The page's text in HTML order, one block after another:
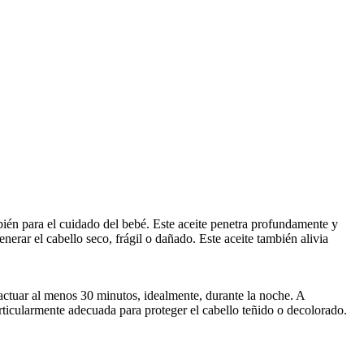
para el cuidado del bebé. Este aceite penetra profundamente y
el cabello seco, frágil o dañado. Este aceite también alivia
al menos 30 minutos, idealmente, durante la noche. A
adecuada para proteger el cabello teñido o decolorado.